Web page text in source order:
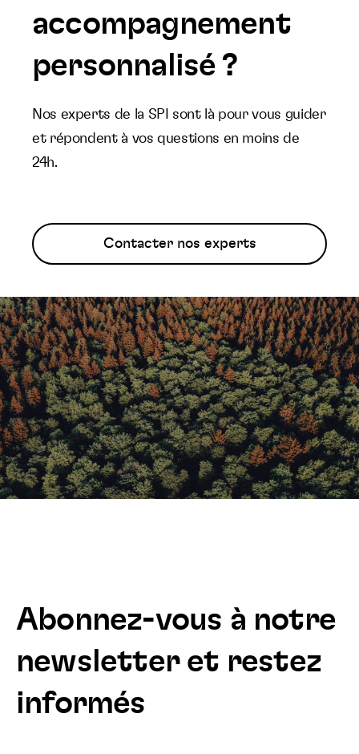
accompagnement
personnalisé ?
Nos experts de la SPI sont là pour vous guider
et répondent à vos questions en moins de
24h.
Contacter nos experts
Abonnez-vous à notre
newsletter et restez
informés